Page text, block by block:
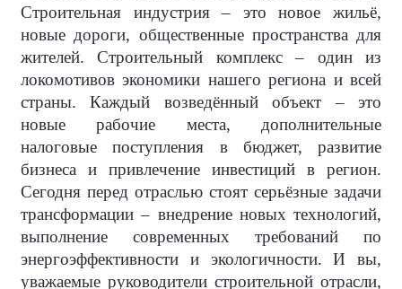
Строительная индустрия – это новое жильё,
новые дороги, общественные пространства для
жителей. Строительный комплекс – один из
локомотивов экономики нашего региона и всей
страны. Каждый возведённый объект – это
новые рабочие места, дополнительные
налоговые поступления в бюджет, развитие
бизнеса и привлечение инвестиций в регион.
Сегодня перед отраслью стоят серьёзные задачи
трансформации – внедрение новых технологий,
выполнение современных требований по
энергоэффективности и экологичности. И вы,
уважаемые руководители строительной отрасли,